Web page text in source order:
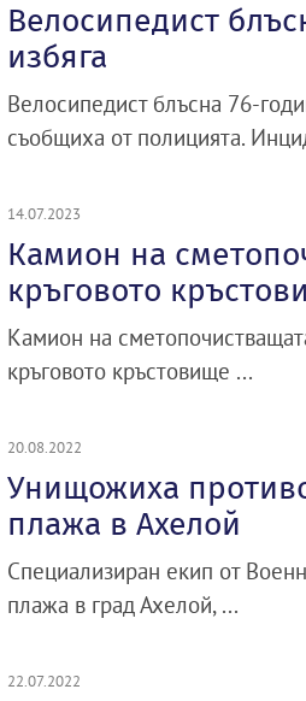
Велосипедист
избяга
Велосипедист блъсна 76-
съобщиха от полицията.
14.07.2023
Камион на
кръговото
Камион на
кръговото кръстовище ...
20.08.2022
Унищожиха
плажа в Ахелой
Специализиран екип от
плажа в град Ахелой, ...
22.07.2022